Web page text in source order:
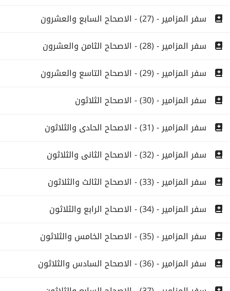
سفر المزامير - (27) - الاصحاح السابع والعشرون
سفر المزامير - (28) - الاصحاح الثامن والعشرون
سفر المزامير - (29) - الاصحاح التاسع والعشرون
سفر المزامير - (30) - الاصحاح الثلاثون
سفر المزامير - (31) - الاصحاح الحادى والثلاثون
سفر المزامير - (32) - الاصحاح الثانى والثلاثون
سفر المزامير - (33) - الاصحاح الثالث والثلاثون
سفر المزامير - (34) - الاصحاح الرابع والثلاثون
سفر المزامير - (35) - الاصحاح الخامس والثلاثون
سفر المزامير - (36) - الاصحاح السادس والثلاثون